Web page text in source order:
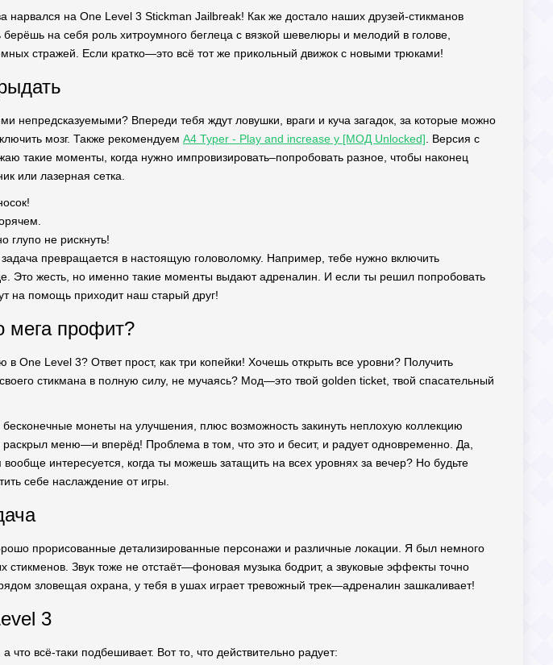
нарвался на One Level 3 Stickman Jailbreak! Как же достало наших друзей-стикманов
берёшь на себя роль хитроумного беглеца с вязкой шевелюры и мелодий в голове,
стражей. Если кратко—это всё тот же прикольный движок с новыми трюками!
непредсказуемыми? Впереди тебя ждут ловушки, враги и куча загадок, за которые можно
мозг. Также рекомендуем A4 Typer - Play and increase y [МОД Unlocked] . Версия с
такие моменты, когда нужно импровизировать–попробовать разное, чтобы наконец
или лазерная сетка.
глупо не рискнуть!
задача превращается в настоящую головоломку. Например, тебе нужно включить
Это жесть, но именно такие моменты выдают адреналин. И если ты решил попробовать
на помощь приходит наш старый друг!
мега профит?
Level 3? Ответ прост, как три копейки! Хочешь открыть все уровни? Получить
стикмана в полную силу, не мучаясь? Мод—это твой golden ticket, твой спасательный
монеты на улучшения, плюс возможность закинуть неплохую коллекцию
меню—и вперёд! Проблема в том, что это и бесит, и радует одновременно. Да,
вообще интересуется, когда ты можешь затащить на всех уровнях за вечер? Но будьте
себе наслаждение от игры.
прорисованные детализированные персонажи и различные локации. Я был немного
стикменов. Звук тоже не отстаёт—фоновая музыка бодрит, а звуковые эффекты точно
зловещая охрана, у тебя в ушах играет тревожный трек—адреналин зашкаливает!
3
всё-таки подбешивает. Вот то, что действительно радует: